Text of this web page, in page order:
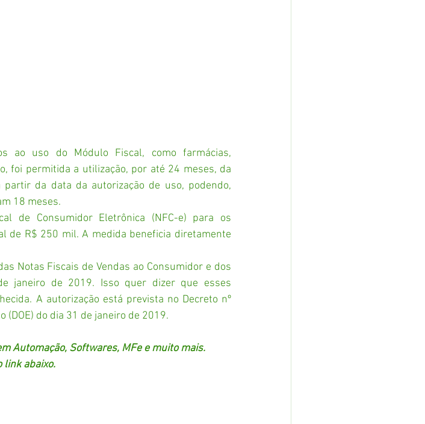
ao uso do Módulo Fiscal, como farmácias,
foi permitida a utilização, por até 24 meses, da
da data da autorização de uso, podendo,
18 meses.
de Consumidor Eletrônica (NFC-e) para os
de R$ 250 mil. A medida beneficia diretamente
Notas Fiscais de Vendas ao Consumidor e dos
janeiro de 2019. Isso quer dizer que esses
A autorização está prevista no Decreto nº
do dia 31 de janeiro de 2019.
Automação, Softwares, MFe e muito mais.
link abaixo.